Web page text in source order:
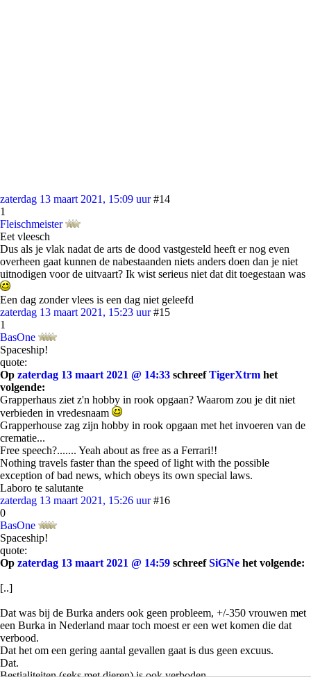
zaterdag 13 maart 2021, 15:09 uur #14
1
Fleischmeister
Eet vleesch
Dus als je vlak nadat de arts de dood vastgesteld heeft er nog even
overheen gaat kunnen de nabestaanden niets anders doen dan je niet
uitnodigen voor de uitvaart? Ik wist serieus niet dat dit toegestaan was
Een dag zonder vlees is een dag niet geleefd
zaterdag 13 maart 2021, 15:23 uur #15
1
BasOne
Spaceship!
quote:
Op zaterdag 13 maart 2021 @ 14:33 schreefTigerXtrm het
volgende:
Grapperhaus ziet z'n hobby in rook opgaan? Waarom zou je dit niet
verbieden in vredesnaam
Grapperhouse zag zijn hobby in rook opgaan met het invoeren van de
crematie...
Free speech?....... Yeah about as free as a Ferrari!!
Nothing travels faster than the speed of light with the possible
exception of bad news, which obeys its own special laws.
Laboro te salutante
zaterdag 13 maart 2021, 15:26 uur #16
0
BasOne
Spaceship!
quote:
Op zaterdag 13 maart 2021 @ 14:59 schreefSiGNe het volgende:
[..]
Dat was bij de Burka anders ook geen probleem, +/-350 vrouwen met
een Burka in Nederland maar toch moest er een wet komen die dat
verbood.
Dat het om een gering aantal gevallen gaat is dus geen excuus.
Dat.
Bestialiteiten (seks met dieren) is ook verboden.